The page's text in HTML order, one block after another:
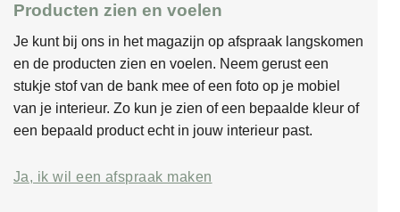
Producten zien en voelen
Je kunt bij ons in het magazijn op afspraak langskomen
en de producten zien en voelen. Neem gerust een
stukje stof van de bank mee of een foto op je mobiel
van je interieur. Zo kun je zien of een bepaalde kleur of
een bepaald product echt in jouw interieur past.
Ja, ik wil een afspraak maken